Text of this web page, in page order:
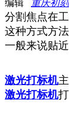
编辑 重庆初刻
分割焦点在工
这种方式方
一般来说贴
激光打标机
激光打标机